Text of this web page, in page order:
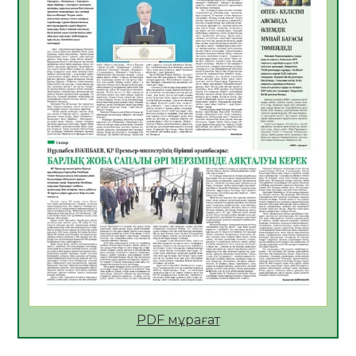
Қазақстан Орталық Азиядағы көшуге ең
қолайлы ел атанды
05.08.2026
33
Өрт қауіпсіздігі талаптарын сақтау – әр
азаматтың міндеті
05.08.2026
33
Руслан Рүстемұлы облыс әкімінің
кеңесшісі болып тағайындалды
05.08.2026
31
Цифрландыру саласын дамыту аясында
салынатын жаңа орталықтың жобасы
талқыланды
05.08.2026
30
құралдарының таныстырылымы өтті
PDF мұрағат